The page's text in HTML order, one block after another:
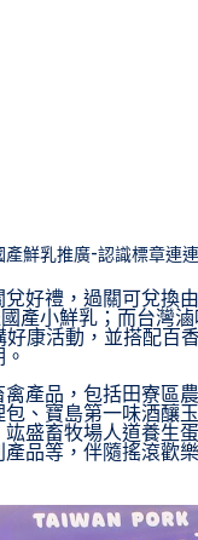
產鮮乳推廣-認識標章連
好禮，過關可兌換
產小鮮乳；而台灣
康活動，並搭配百
產品，包括田寮區
、寶島第一味酒釀
盛畜牧場人道養生
品等，伴隨搖滾歡